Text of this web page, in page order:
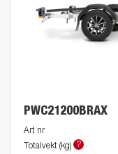
PWC21200BRAX
Art nr
Totalvekt (kg)
?